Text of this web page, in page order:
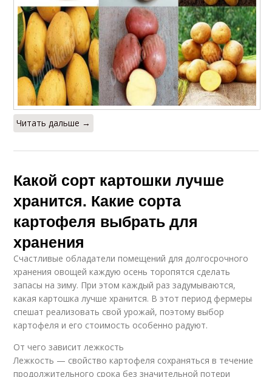
Читать дальше →
Какой сорт картошки лучше
хранится. Какие сорта
картофеля выбрать для
хранения
Счастливые обладатели помещений для долгосрочного
хранения овощей каждую осень торопятся сделать
запасы на зиму. При этом каждый раз задумываются,
какая картошка лучше хранится. В этот период фермеры
спешат реализовать свой урожай, поэтому выбор
картофеля и его стоимость особенно радуют.
От чего зависит лежкость
Лежкость — свойство картофеля сохраняться в течение
продолжительного срока без значительной потери